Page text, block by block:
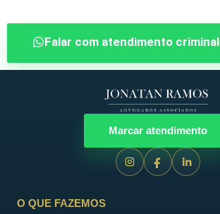
Falar com atendimento criminal
Marcar atendimento
O QUE FAZEMOS